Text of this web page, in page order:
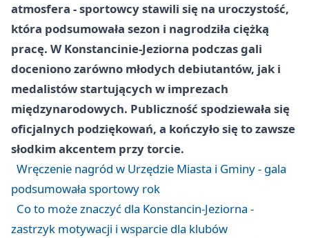
atmosfera - sportowcy stawili się na uroczystość,
która podsumowała sezon i nagrodziła ciężką
pracę. W Konstancinie-Jeziorna podczas gali
doceniono zarówno młodych debiutantów, jak i
medalistów startujących w imprezach
międzynarodowych. Publiczność spodziewała się
oficjalnych podziękowań, a kończyło się to zawsze
słodkim akcentem przy torcie.
Wręczenie nagród w Urzędzie Miasta i Gminy - gala
podsumowała sportowy rok
Co to może znaczyć dla Konstancin-Jeziorna -
zastrzyk motywacji i wsparcie dla klubów